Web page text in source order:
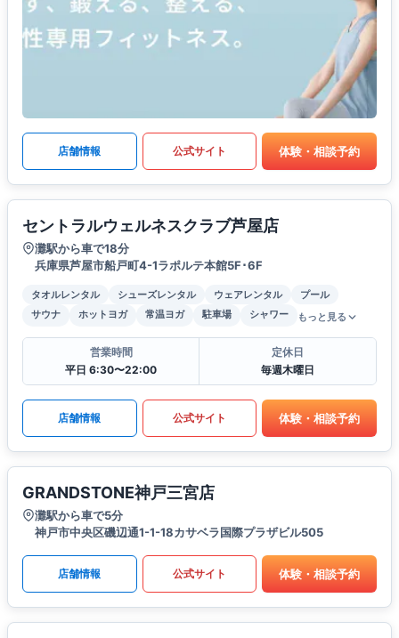
店舗情報 公式サイト 体験・相談予約
セントラルウェルネスクラブ芦屋店
灘駅から車で18分
兵庫県芦屋市船戸町4-1ラポルテ本館5F･6F
タオルレンタル シューズレンタル ウェアレンタル
プール
サウナ
ホットヨガ 常温ヨガ 駐車場 シャワー もっと見る
営業時間
平日 6:30〜22:00
定休日
毎週木曜日
店舗情報 公式サイト 体験・相談予約
GRANDSTONE神戸三宮店
灘駅から車で5分
神戸市中央区磯辺通1-1-18カサベラ国際プラザビル505
店舗情報 公式サイト 体験・相談予約